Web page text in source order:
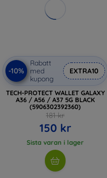
-10%
Rabatt
med
kupong
EXTRA10
TECH-PROTECT WALLET GALAXY
A36 / A56 / A37 5G BLACK
(5906302392360)
181 kr
150 kr
Sista varan i lager